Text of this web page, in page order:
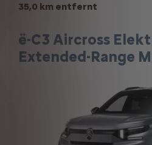
35,0 km entfernt
ë-C3 Aircross
Extended-Range